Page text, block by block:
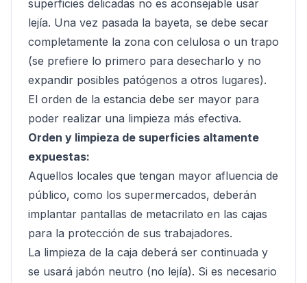
superficies delicadas no es aconsejable usar
lejía. Una vez pasada la bayeta, se debe secar
completamente la zona con celulosa o un trapo
(se prefiere lo primero para desecharlo y no
expandir posibles patógenos a otros lugares).
El orden de la estancia debe ser mayor para
poder realizar una limpieza más efectiva.
Orden y limpieza de superficies altamente
expuestas:
Aquellos locales que tengan mayor afluencia de
público, como los supermercados, deberán
implantar pantallas de metacrilato en las cajas
para la protección de sus trabajadores.
La limpieza de la caja deberá ser continuada y
se usará jabón neutro (no lejía). Si es necesario